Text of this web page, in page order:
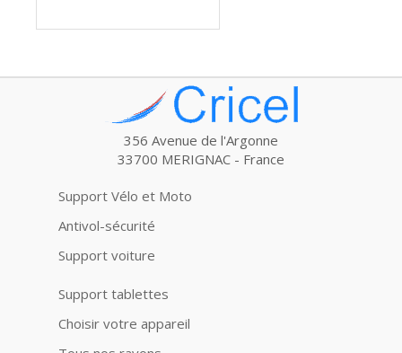
356 Avenue de l'Argonne
33700 MERIGNAC - France
Support Vélo et Moto
Antivol-sécurité
Support voiture
Support tablettes
Choisir votre appareil